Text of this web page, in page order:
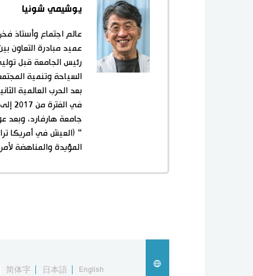
يوشيمي شونيا
عميد مبادرة التعاون
السياحة وتنمية
بعد الحرب العالمية
المؤيدة والمناهضة
English
日本語
简体字